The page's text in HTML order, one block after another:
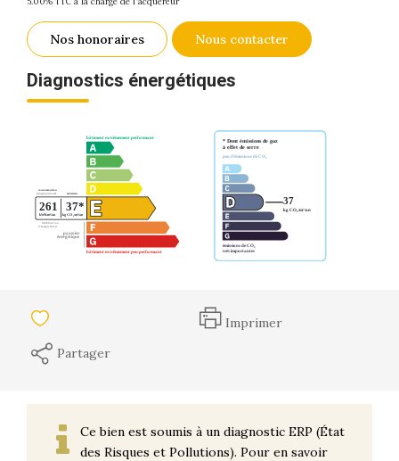
Nos honoraires Nous contacter
Diagnostics énergétiques
Imprimer
Partager
Ce bien est soumis à un diagnostic ERP (État
des Risques et Pollutions). Pour en savoir